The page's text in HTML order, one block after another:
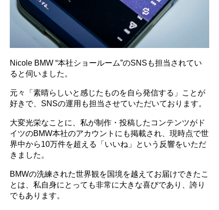
Nicole BMW “本社ショールーム”のSNSも担当されてい
ると伺いました。
元々「素晴らしいと感じたものを自ら発信する」ことが
好きで、SNSの運用も担当させていただいております。
大変光栄なことに、私が制作・投稿したコンテンツがド
イツのBMW本社のアカウントにも掲載され、現時点で世
界中から10万件を超える「いいね」という反響をいただ
きました。
BMWの洗練された世界観を国境を越えてお届けできたこ
とは、私自身にとっても非常に大きな喜びであり、誇り
でもあります。